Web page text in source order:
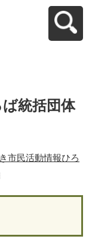
統括団体
市民活動情報ひろ